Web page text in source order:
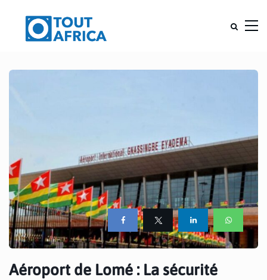
Aéroport de Lomé : La sécurité